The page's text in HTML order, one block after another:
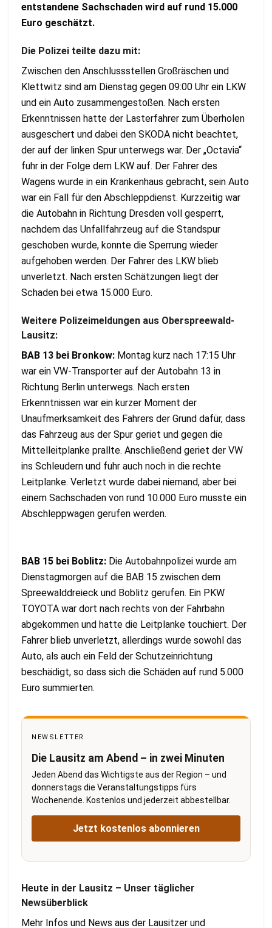
entstandene Sachschaden wird auf rund 15.000
Euro geschätzt.
Die Polizei teilte dazu mit:
Zwischen den Anschlussstellen Großräschen und
Klettwitz sind am Dienstag gegen 09:00 Uhr ein LKW
und ein Auto zusammengestoßen. Nach ersten
Erkenntnissen hatte der Lasterfahrer zum Überholen
ausgeschert und dabei den SKODA nicht beachtet,
der auf der linken Spur unterwegs war. Der „Octavia“
fuhr in der Folge dem LKW auf. Der Fahrer des
Wagens wurde in ein Krankenhaus gebracht, sein Auto
war ein Fall für den Abschleppdienst. Kurzzeitig war
die Autobahn in Richtung Dresden voll gesperrt,
nachdem das Unfallfahrzeug auf die Standspur
geschoben wurde, konnte die Sperrung wieder
aufgehoben werden. Der Fahrer des LKW blieb
unverletzt. Nach ersten Schätzungen liegt der
Schaden bei etwa 15.000 Euro.
Weitere Polizeimeldungen aus Oberspreewald-
Lausitz:
BAB 13 bei Bronkow: Montag kurz nach 17:15 Uhr
war ein VW-Transporter auf der Autobahn 13 in
Richtung Berlin unterwegs. Nach ersten
Erkenntnissen war ein kurzer Moment der
Unaufmerksamkeit des Fahrers der Grund dafür, dass
das Fahrzeug aus der Spur geriet und gegen die
Mittelleitplanke prallte. Anschließend geriet der VW
ins Schleudern und fuhr auch noch in die rechte
Leitplanke. Verletzt wurde dabei niemand, aber bei
einem Sachschaden von rund 10.000 Euro musste ein
Abschleppwagen gerufen werden.
BAB 15 bei Boblitz: Die Autobahnpolizei wurde am
Dienstagmorgen auf die BAB 15 zwischen dem
Spreewalddreieck und Boblitz gerufen. Ein PKW
TOYOTA war dort nach rechts von der Fahrbahn
abgekommen und hatte die Leitplanke touchiert. Der
Fahrer blieb unverletzt, allerdings wurde sowohl das
Auto, als auch ein Feld der Schutzeinrichtung
beschädigt, so dass sich die Schäden auf rund 5.000
Euro summierten.
NEWSLETTER
Die Lausitz am Abend – in zwei Minuten
Jeden Abend das Wichtigste aus der Region – und
donnerstags die Veranstaltungstipps fürs
Wochenende. Kostenlos und jederzeit abbestellbar.
Jetzt kostenlos abonnieren
Heute in der Lausitz – Unser täglicher
Newsüberblick
Mehr Infos und News aus der Lausitzer und